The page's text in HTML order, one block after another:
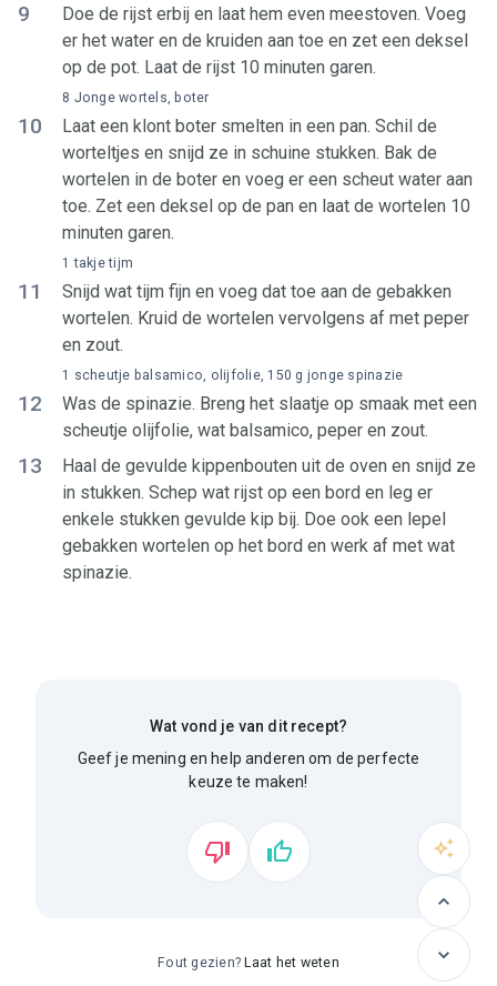
9
Doe de rijst erbij en laat hem even meestoven. Voeg
er het water en de kruiden aan toe en zet een deksel
op de pot. Laat de rijst 10 minuten garen.
10
Laat een klont boter smelten in een pan. Schil de
worteltjes en snijd ze in schuine stukken. Bak de
wortelen in de boter en voeg er een scheut water aan
toe. Zet een deksel op de pan en laat de wortelen 10
minuten garen.
8 Jonge wortels, boter
11
Snijd wat tijm fijn en voeg dat toe aan de gebakken
wortelen. Kruid de wortelen vervolgens af met peper
en zout.
1 takje tijm
12
Was de spinazie. Breng het slaatje op smaak met een
scheutje olijfolie, wat balsamico, peper en zout.
1 scheutje balsamico, olijfolie, 150 g jonge spinazie
13
Haal de gevulde kippenbouten uit de oven en snijd ze
in stukken. Schep wat rijst op een bord en leg er
enkele stukken gevulde kip bij. Doe ook een lepel
gebakken wortelen op het bord en werk af met wat
spinazie.
Wat vond je van dit recept?
Geef je mening en help anderen om de perfecte
keuze te maken!
Fout gezien? Laat het weten